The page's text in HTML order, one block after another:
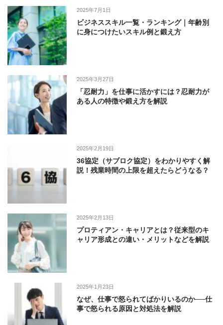
2025年7月1日
ビジネススキル一覧・ランキング｜年齢別
に身につけたいスキル例と鍛え方
2025年3月27日
「忍耐力」を仕事に活かすには？忍耐力が
ある人の特徴や鍛え方を解説
2025年2月19日
36協定（サブロク協定）をわかりやすく解
説！残業時間の上限を超えたらどうなる？
2025年2月13日
プロティアン・キャリアとは？従来型のキ
ャリア形成との違い・メリットなどを解説
2025年1月23日
なぜ、仕事で怒られてばかりいるのか──仕
事で怒られる原因と対処法を解説